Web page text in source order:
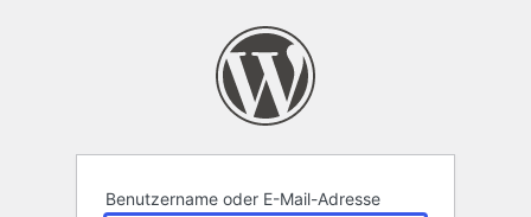
Benutzername oder E-Mail-Adresse